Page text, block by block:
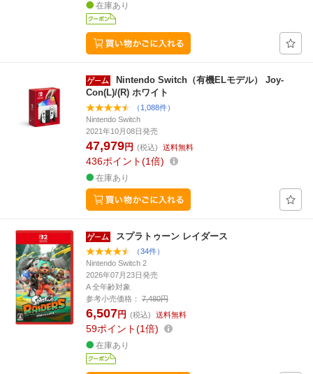
在庫あり
Nintendo Switch（有機ELモデル） Joy-
Con(L)/(R) ホワイト
（1,088件）
Nintendo Switch
2021年10月08日発売
47,979円 (税込) 送料無料
436ポイント 1倍
在庫あり
スプラトゥーン レイダース
（34件）
Nintendo Switch 2
2026年07月23日発売
A 全年齢対象
参考小売価格：
7,480円
6,507円 (税込) 送料無料
59ポイント 1倍
在庫あり